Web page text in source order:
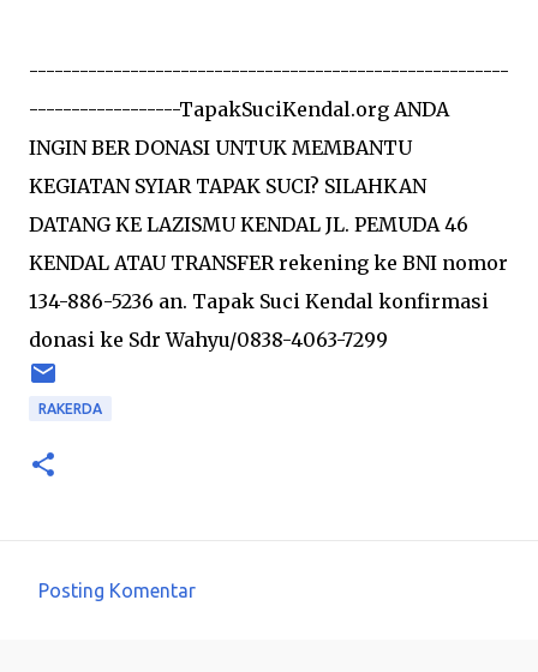
---------------------------------------------------------
------------------TapakSuciKendal.org ANDA
INGIN BER DONASI UNTUK MEMBANTU
KEGIATAN SYIAR TAPAK SUCI? SILAHKAN
DATANG KE LAZISMU KENDAL JL. PEMUDA 46
KENDAL ATAU TRANSFER rekening ke BNI nomor
134-886-5236 an. Tapak Suci Kendal konfirmasi
donasi ke Sdr Wahyu/0838-4063-7299
RAKERDA
Posting Komentar